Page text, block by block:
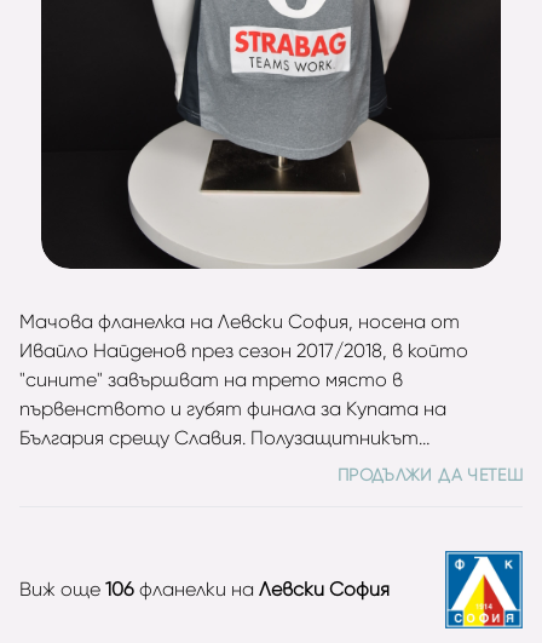
Мачова фланелка на Левски София, носена от
Ивайло Найденов през сезон 2017/2018, в който
"сините" завършват на трето място в
първенството и губят финала за Купата на
България срещу Славия. Полузащитникът
дебютира едва 18-годишен за „сините“, като за
ПРОДЪЛЖИ ДА ЧЕТЕШ
Виж още 106 фланелки на Левски София